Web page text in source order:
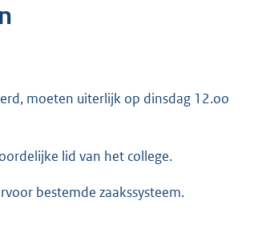
moeten uiterlijk op dinsdag 12.oo
lid van het college.
bestemde zaakssysteem.